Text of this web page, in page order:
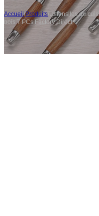
Accueil/Produits/Ustensiles de
bois 7 PCs Factory Direct